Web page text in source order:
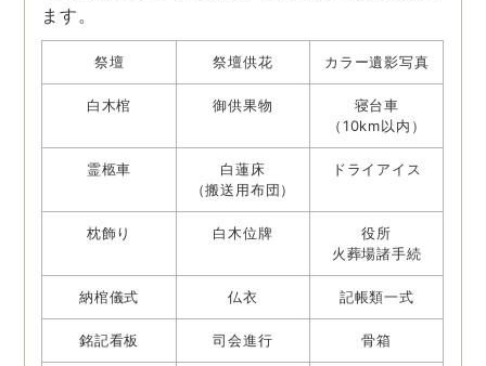
ます。
祭壇 祭壇供花 カラー遺影写真
白木棺 御供果物
寝台車
（10km以内）
霊柩車
白蓮床
（搬送用布団）
ドライアイス
枕飾り 白木位牌
役所
火葬場諸手続
納棺儀式 仏衣 記帳類一式
銘記看板 司会進行 骨箱